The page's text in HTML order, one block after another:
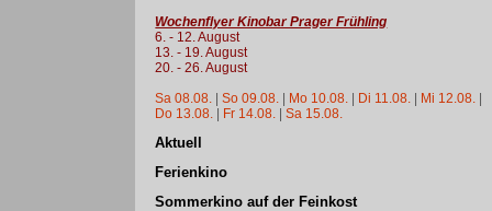
Wochenflyer Kinobar Prager Frühling
6. - 12. August
13. - 19. August
20. - 26. August
Sa 08.08. |So 09.08. | Mo 10.08. | Di 11.08. | Mi 12.08. |
Do 13.08. | Fr 14.08. |Sa 15.08.
Aktuell
Ferienkino
Sommerkino auf der Feinkost